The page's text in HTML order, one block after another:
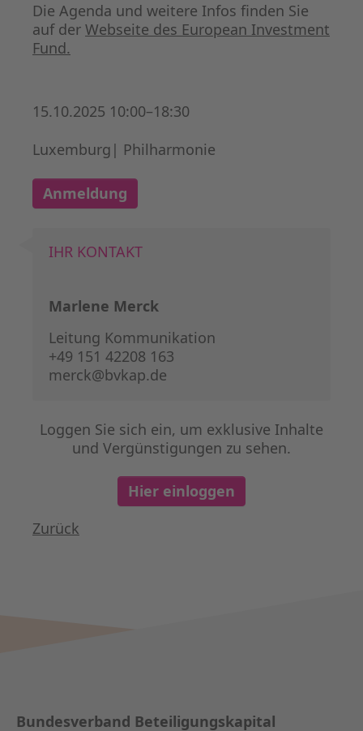
Die Agenda und weitere Infos finden Sie
auf der Webseite des European Investment
Fund.
15.10.2025 10:00–18:30
Luxemburg| Philharmonie
Anmeldung
IHR KONTAKT
Marlene Merck
Leitung Kommunikation
+49 151 42208 163
merck@bvkap.de
Loggen Sie sich ein, um exklusive Inhalte
und Vergünstigungen zu sehen.
Hier einloggen
Zurück
Bundesverband Beteiligungskapital